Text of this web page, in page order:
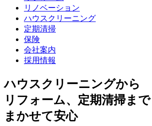
リノベーション
ハウスクリーニング
定期清掃
保険
会社案内
採用情報
ハウスクリーニングから
リフォーム、定期清掃まで
まかせて安心